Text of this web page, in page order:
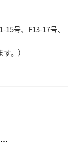
15号、F13-17号、
。）